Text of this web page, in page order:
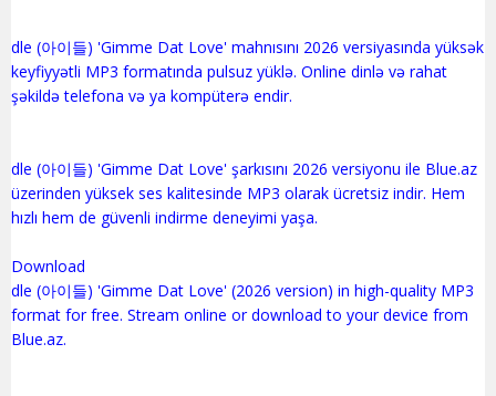
dle (아이들) 'Gimme Dat Love' mahnısını 2026 versiyasında yüksək
keyfiyyətli MP3 formatında pulsuz yüklə. Online dinlə və rahat
şəkildə telefona və ya kompüterə endir.
dle (아이들) 'Gimme Dat Love' şarkısını 2026 versiyonu ile Blue.az
üzerinden yüksek ses kalitesinde MP3 olarak ücretsiz indir. Hem
hızlı hem de güvenli indirme deneyimi yaşa.
Download
dle (아이들) 'Gimme Dat Love' (2026 version) in high-quality MP3
format for free. Stream online or download to your device from
Blue.az.